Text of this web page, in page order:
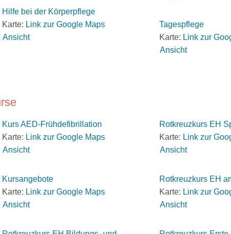
Hilfe bei der Körperpflege
Karte: Link zur Google Maps
Ansicht
Tagespflege
Karte: Link zur
Ansicht
Kurs AED-Frühdefibrillation
Karte: Link zur Google Maps
Ansicht
Kursangebote
Karte: Link zur Google Maps
Ansicht
Rotkreuzkurs EH
Karte: Link zur
Ansicht
Rotkreuzkurs EH
Karte: Link zur
Ansicht